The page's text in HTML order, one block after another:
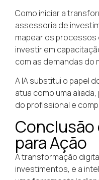
Como iniciar a
assessoria de
mapear os
investir em
com as demandas do
A IA substitui o papel
atua como uma
do profissional e
Conclusão
para Ação
A transformação
investimentos, e a